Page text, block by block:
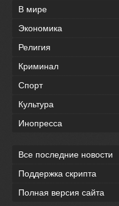
В мире
Экономика
Религия
Криминал
Спорт
Культура
Инопресса
Все последние новости
Поддержка скрипта
Полная версия сайта